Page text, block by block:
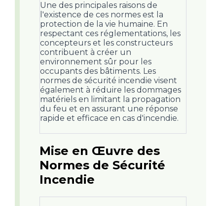
Une des principales raisons de
l'existence de ces normes est la
protection de la vie humaine. En
respectant ces réglementations, les
concepteurs et les constructeurs
contribuent à créer un
environnement sûr pour les
occupants des bâtiments. Les
normes de sécurité incendie visent
également à réduire les dommages
matériels en limitant la propagation
du feu et en assurant une réponse
rapide et efficace en cas d'incendie.
Mise en Œuvre des
Normes de Sécurité
Incendie